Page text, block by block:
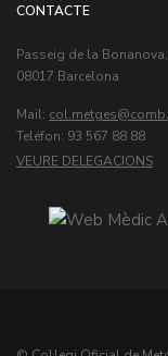
CONTACTE
Passeig de la
08017 Barcelona
Mail: col.metges
Teléfon: 93 567 88 88
VEURE DELEGACIONS